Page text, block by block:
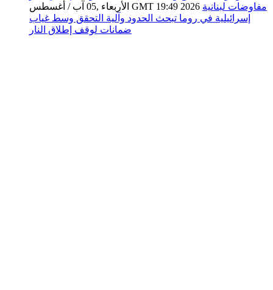
الأربعاء ,05 آب / أغسطس GMT 19:49 2026 مفاوضات لبنانية
إسرائيلية في روما تبحث الحدود وآلية التحقق وسط غياب
ضمانات لوقف إطلاق النار